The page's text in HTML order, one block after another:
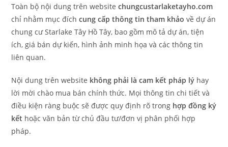
Toàn bộ nội dung trên websitechungcustarlaketayho.com
chỉ nhằm mục đíchcung cấp thông tin tham khảo về dự án
chung cư Starlake Tây Hồ Tây, bao gồm mô tả dự án, tiện
ích, giá bán dự kiến, hình ảnh minh họa và các thông tin
liên quan.
Nội dung trên website không phải là cam kết pháp lý hay
lời mời chào mua bán chính thức. Mọi thông tin chi tiết và
điều kiện ràng buộc sẽ được quy định rõ trong hợp đồng ký
kết hoặc văn bản từ chủ đầu tư/đơn vị phân phối hợp
pháp.